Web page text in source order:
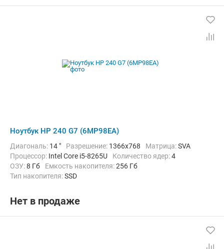
Ноутбук HP 240 G7 (6MP98EA)
Диагональ: 14 " Разрешение: 1366x768 Матрица:SVA
Процессор: Intel Core i5-8265U Количество ядер:4
ОЗУ:8 Гб Емкость накопителя:256 Гб
Тип накопителя:SSD
Операционная система:
Нет в продаже